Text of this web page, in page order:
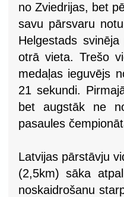
no Zviedrijas, bet
savu pārsvaru
Helgestads
otrā vieta. Trešo
medaļas ieguvējs
21 sekundi.
bet augstāk ne
pasaules
Latvijas pārstāvju
(2,5km) sāka
noskaidrošanu